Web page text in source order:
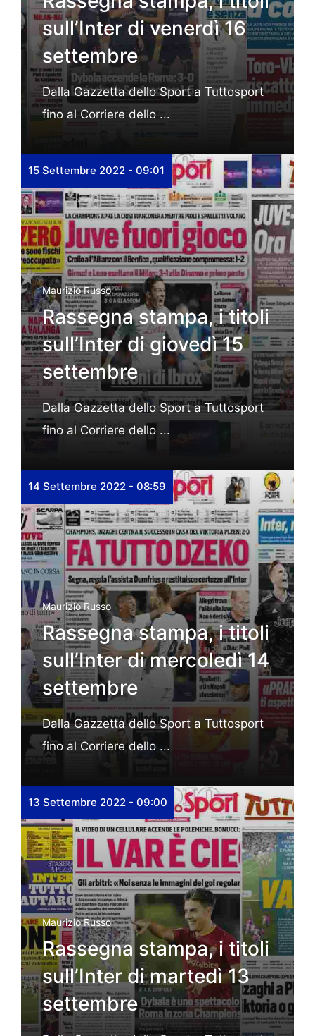
sull’Inter di venerdì 16
settembre
Dalla Gazzetta dello Sport a Tuttosport
fino al Corriere dello ...
15 Settembre 2022 - 09:01
Maurizio Russo
Rassegna stampa, i titoli
sull’Inter di giovedì 15
settembre
Dalla Gazzetta dello Sport a Tuttosport
fino al Corriere dello ...
14 Settembre 2022 - 08:59
Maurizio Russo
Rassegna stampa, i titoli
sull’Inter di mercoledì 14
settembre
Dalla Gazzetta dello Sport a Tuttosport
fino al Corriere dello ...
13 Settembre 2022 - 09:00
Maurizio Russo
Rassegna stampa, i titoli
sull’Inter di martedì 13
settembre